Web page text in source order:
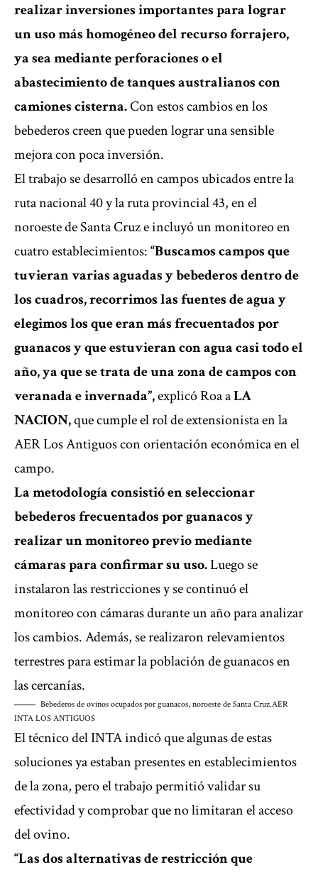
realizar inversiones importantes para lograr
un uso más homogéneo del recurso forrajero,
ya sea mediante perforaciones o el
abastecimiento de tanques australianos con
camiones cisterna.Con estos cambios en los
bebederos creen que pueden lograr una sensible
mejora con poca inversión.
El trabajo se desarrolló en campos ubicados entre la
ruta nacional 40 y la ruta provincial 43, en el
noroeste de Santa Cruz e incluyó un monitoreo en
cuatro establecimientos:“Buscamos campos que
tuvieran varias aguadas y bebederos dentro de
los cuadros, recorrimos las fuentes de agua y
elegimos los que eran más frecuentados por
guanacos y que estuvieran con agua casi todo el
año, ya que se trata de una zona de campos con
veranada e invernada”,explicó Roa aLA
NACION,que cumple el rol de extensionista en la
AER Los Antiguos con orientación económica en el
campo.
La metodología consistió en seleccionar
bebederos frecuentados por guanacos y
realizar un monitoreo previo mediante
cámaras para confirmar su uso.Luego se
instalaron las restricciones y se continuó el
monitoreo con cámaras durante un año para analizar
los cambios. Además, se realizaron relevamientos
terrestres para estimar la población de guanacos en
las cercanías.
Bebederos de ovinos ocupados por guanacos, noroeste de Santa Cruz.AER
INTA LOS ANTIGUOS
El técnico del INTA indicó que algunas de estas
soluciones ya estaban presentes en establecimientos
de la zona, pero el trabajo permitió validar su
efectividad y comprobar que no limitaran el acceso
del ovino.
“Las dos alternativas de restricción que